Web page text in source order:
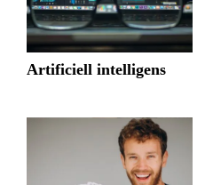
Artificiell intelligens